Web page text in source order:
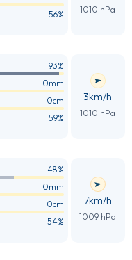
56% 1010 hPa
93%
0mm
0cm
59%
3km/h
1010 hPa
48%
0mm
0cm
54%
7km/h
1009 hPa